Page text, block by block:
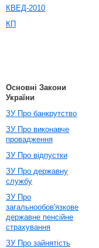
КВЕД-2010
КП
Основні Закони
України
ЗУ Про банкрутство
ЗУ Про виконавче
провадження
ЗУ Про відпустки
ЗУ Про державну
службу
ЗУ Про
загальнообов'язкове
державне пенсійне
страхування
ЗУ Про зайнятість